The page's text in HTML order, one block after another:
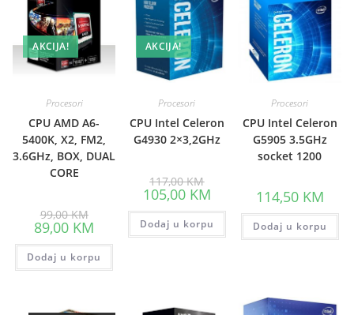
AKCIJA!
Procesori
CPU AMD A6-
5400K, X2, FM2,
3.6GHz, BOX, DUAL
CORE
99,00KM Original
price
was:
99,00 KM.
89,00 KM
is:
89,00 KM.
Dodaj u korpu
AKCIJA!
Procesori
CPU Intel Celeron
G4930 2×3,2GHz
117,00KMprice
was:
117,00 KM.
105,00 KMCurrent
price
is:
105,00 KM.
Dodaj u korpu
Procesori
CPU Intel Celeron
G5905 3.5GHz
socket 1200
114,50 KM
Dodaj u korpu